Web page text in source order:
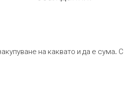
на каквато и да е